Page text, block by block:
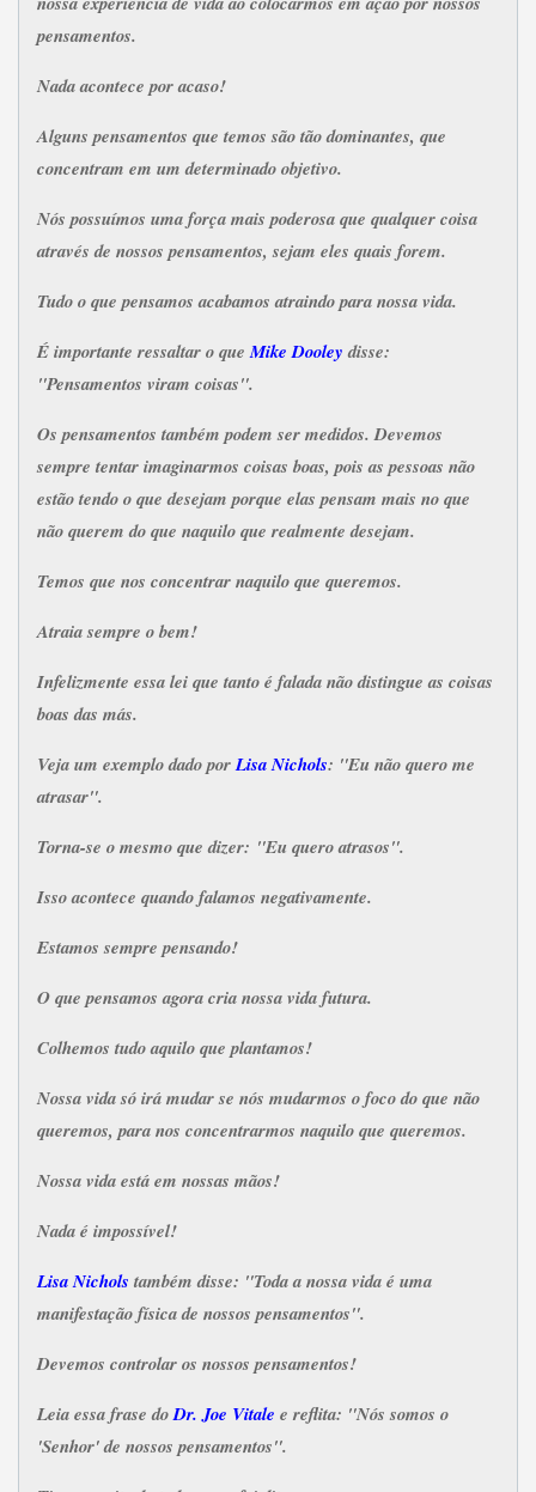
pensamentos.
Nada acontece por acaso!
Alguns pensamentos que temos são tão dominantes, que
concentram em um determinado objetivo.
Nós possuímos uma força mais poderosa que qualquer coisa
através de nossos pensamentos, sejam eles quais forem.
Tudo o que pensamos acabamos atraindo para nossa vida.
É importante ressaltar o queMike Dooleydisse:
"Pensamentos viram coisas".
Os pensamentos também podem ser medidos. Devemos
sempre tentar imaginarmos coisas boas, pois as pessoas não
estão tendo o que desejam porque elas pensam mais no que
não querem do que naquilo que realmente desejam.
Temos que nos concentrar naquilo que queremos.
Atraia sempre o bem!
Infelizmente essa lei que tanto é falada não distingue as coisas
boas das más.
Veja um exemplo dado porLisa Nichols: "Eu não quero me
atrasar".
Torna-se o mesmo que dizer: "Eu quero atrasos".
Isso acontece quando falamos negativamente.
Estamos sempre pensando!
O que pensamos agora cria nossa vida futura.
Colhemos tudo aquilo que plantamos!
Nossa vida só irá mudar se nós mudarmos o foco do que não
queremos, para nos concentrarmos naquilo que queremos.
Nossa vida está em nossas mãos!
Nada é impossível!
Lisa Nichols também disse: "Toda a nossa vida é uma
manifestação física de nossos pensamentos".
Devemos controlar os nossos pensamentos!
Leia essa frase doDr. Joe Vitale e reflita: "Nós somos o
'Senhor' de nossos pensamentos".